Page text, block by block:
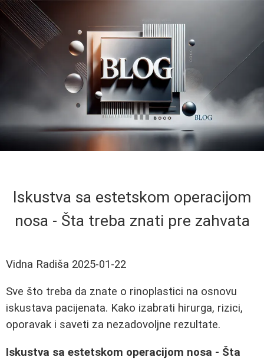
Iskustva sa estetskom operacijom
nosa - Šta treba znati pre zahvata
Vidna Radiša 2025-01-22
Sve što treba da znate o rinoplastici na osnovu
iskustava pacijenata. Kako izabrati hirurga, rizici,
oporavak i saveti za nezadovoljne rezultate.
Iskustva sa estetskom operacijom nosa - Šta